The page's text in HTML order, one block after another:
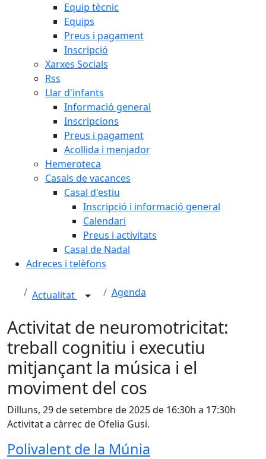
Equip tècnic
Equips
Preus i pagament
Inscripció
Xarxes Socials
Rss
Llar d'infants
Informació general
Inscripcions
Preus i pagament
Acollida i menjador
Hemeroteca
Casals de vacances
Casal d'estiu
Inscripció i informació general
Calendari
Preus i activitats
Casal de Nadal
Adreces i telèfons
Actualitat Agenda
Activitat de neuromotricitat:
treball cognitiu i executiu
mitjançant la música i el
moviment del cos
Dilluns, 29 de setembre de 2025 de 16:30h a 17:30h
Activitat a càrrec de Ofelia Gusi.
Polivalent de la Múnia